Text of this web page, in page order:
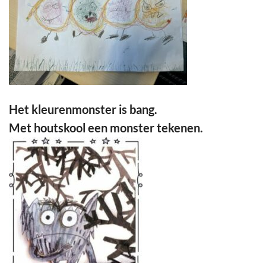
Het kleurenmonster is bang.
Met houtskool een monster tekenen.